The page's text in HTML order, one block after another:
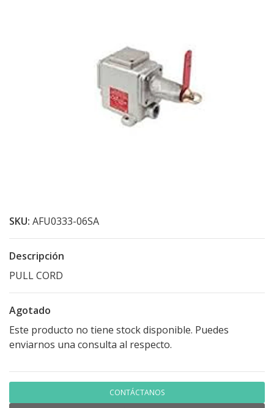
SKU: AFU0333-06SA
Descripción
PULL CORD
Agotado
Este producto no tiene stock disponible. Puedes
enviarnos una consulta al respecto.
CONTÁCTANOS